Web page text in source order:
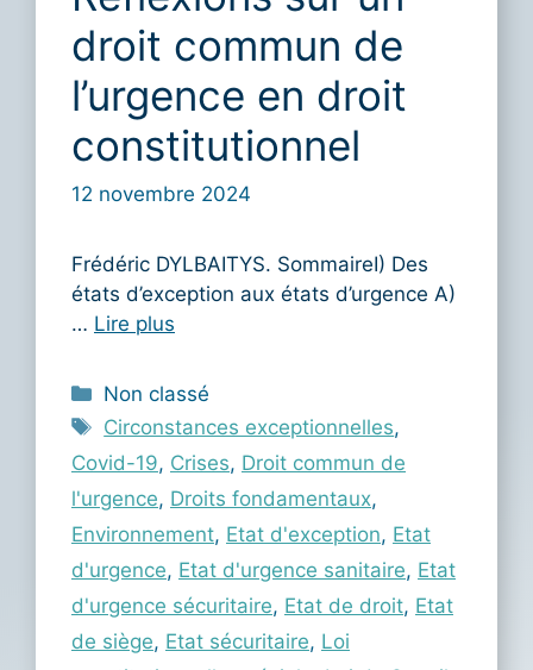
droit commun de
l’urgence en droit
constitutionnel
12 novembre 2024
Frédéric DYLBAITYS. SommaireI) Des
états d’exception aux états d’urgence A)
… Lire plus
Catégories
Non classé
Étiquettes
Circonstances exceptionnelles,
Covid-19, Crises, Droit commun de
l'urgence, Droits fondamentaux,
Environnement, Etat d'exception, Etat
d'urgence, Etat d'urgence sanitaire, Etat
d'urgence sécuritaire, Etat de droit, Etat
de siège, Etat sécuritaire, Loi